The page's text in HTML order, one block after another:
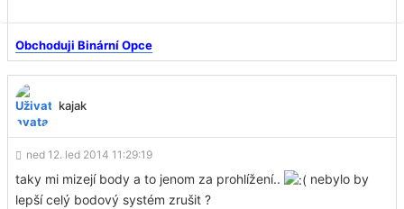
Obchoduji Binární Opce
kajak
ned 12. led 2014 11:29:19
taky mi mizejí body a to jenom za prohlížení..
nebylo by
lepší celý bodový systém zrušit ?